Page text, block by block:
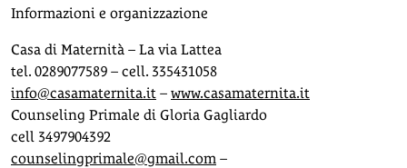
Informazioni e organizzazione
Casa di Maternità – La via Lattea
tel. 0289077589 – cell. 335431058
info@casamaternita.it – www.casamaternita.it
Counseling Primale di Gloria Gagliardo
cell 3497904392
counselingprimale@gmail.com –